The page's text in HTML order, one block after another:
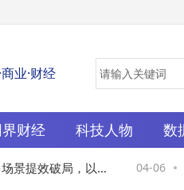
业·财经
财经 科技人物 数
提效破局，以创 04-06